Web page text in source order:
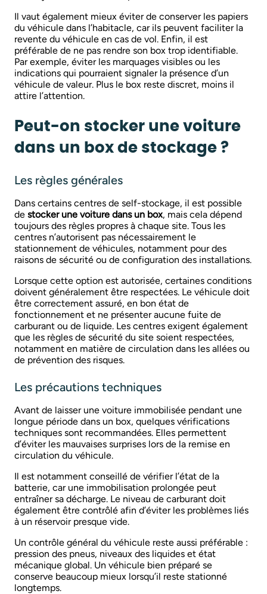
Il vaut également mieux éviter de conserver les papiers
du véhicule dans l’habitacle, car ils peuvent faciliter la
revente du véhicule en cas de vol. Enfin, il est
préférable de ne pas rendre son box trop identifiable.
Par exemple, éviter les marquages visibles ou les
indications qui pourraient signaler la présence d’un
véhicule de valeur. Plus le box reste discret, moins il
attire l’attention.
Peut-on stocker une voiture
dans un box de stockage ?
Les règles générales
Dans certains centres de self-stockage, il est possible
de stocker une voiture dans un box, mais cela dépend
toujours des règles propres à chaque site. Tous les
centres n’autorisent pas nécessairement le
stationnement de véhicules, notamment pour des
raisons de sécurité ou de configuration des installations.
Lorsque cette option est autorisée, certaines conditions
doivent généralement être respectées. Le véhicule doit
être correctement assuré, en bon état de
fonctionnement et ne présenter aucune fuite de
carburant ou de liquide. Les centres exigent également
que les règles de sécurité du site soient respectées,
notamment en matière de circulation dans les allées ou
de prévention des risques.
Les précautions techniques
Avant de laisser une voiture immobilisée pendant une
longue période dans un box, quelques vérifications
techniques sont recommandées. Elles permettent
d’éviter les mauvaises surprises lors de la remise en
circulation du véhicule.
Il est notamment conseillé de vérifier l’état de la
batterie, car une immobilisation prolongée peut
entraîner sa décharge. Le niveau de carburant doit
également être contrôlé afin d’éviter les problèmes liés
à un réservoir presque vide.
Un contrôle général du véhicule reste aussi préférable :
pression des pneus, niveaux des liquides et état
mécanique global. Un véhicule bien préparé se
conserve beaucoup mieux lorsqu’il reste stationné
longtemps.